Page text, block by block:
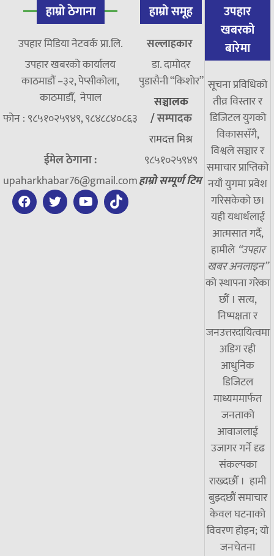
हाम्रो ठेगाना
उपहार मिडिया नेटवर्क प्रा.लि.
उपहार खबरको कार्यालय
काठमाडौं –३२, पेप्सीकोला,
काठमाडौँ, नेपाल
फोन : ९८५१०२५९४९, ९८४८८४०८६३
ईमेल ठेगाना :
upaharkhabar76@gmail.com
हाम्रो समूह
सल्लाहकार
डा. दामाेदर
पुडासैनी “किशाेर”
सञ्चालक
/सम्पादक
रामदत्त मिश्र
९८५१०२५९४९
हाम्रो सम्पूर्ण टिम
उपहार
खबरको
बारेमा
सूचना प्रविधिको
तीव्र विस्तार र
डिजिटल युगको
विकाससँगै,
विश्वले सञ्चार र
समाचार प्राप्तिको
नयाँ युगमा प्रवेश
गरिसकेको छ।
यही यथार्थलाई
आत्मसात गर्दै,
हामीले “उपहार
खबर अनलाइन”
को स्थापना गरेका
छौं । सत्य,
निष्पक्षता र
जनउत्तरदायित्वमा
अडिग रही
आधुनिक
डिजिटल
माध्यममार्फत
जनताको
आवाजलाई
उजागर गर्ने दृढ
संकल्पका
राख्दछौँ । हामी
बुझ्दछौं समाचार
केवल घटनाको
विवरण होइन; यो
जनचेतना